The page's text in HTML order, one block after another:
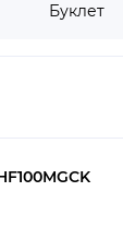
Буклет